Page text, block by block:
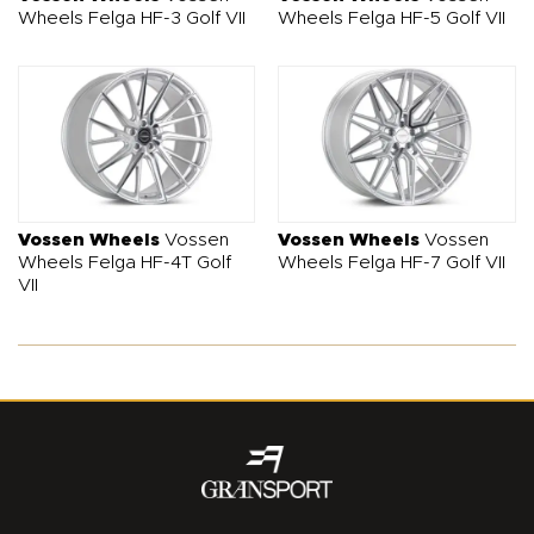
Wheels Felga HF-3 Golf VII
Wheels Felga HF-5 Golf VII
Vossen Wheels Vossen
Wheels Felga HF-4T Golf
VII
Vossen Wheels Vossen
Wheels Felga HF-7 Golf VII